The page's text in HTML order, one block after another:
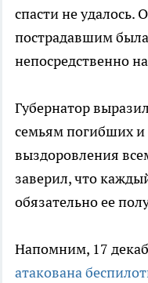
спасти не удалось.
пострадавшим
непосредственно
Губернатор
семьям погибших
выздоровления
заверил, что
обязательно ее
Напомним, 17
атакована